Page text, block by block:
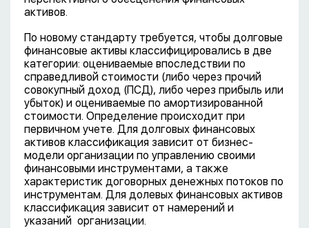
активов.
По новому стандарту требуется, чтобы долговые
финансовые активы классифицировались в две
категории: оцениваемые впоследствии по
справедливой стоимости (либо через прочий
совокупный доход (ПСД), либо через прибыль или
убыток) и оцениваемые по амортизированной
стоимости. Определение происходит при
первичном учете. Для долговых финансовых
активов классификация зависит от бизнес-
модели организации по управлению своими
финансовыми инструментами, а также
характеристик договорных денежных потоков по
инструментам. Для долевых финансовых активов
классификация зависит от намерений и
указаний организации.